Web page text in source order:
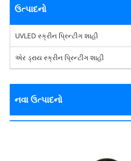
ઉત્પાદનો
UVLED સ્ક્રીન પ્રિન્ટીંગ શાહી
એર ડ્રાય સ્ક્રીન પ્રિન્ટીંગ શાહી
નવા ઉત્પાદનો